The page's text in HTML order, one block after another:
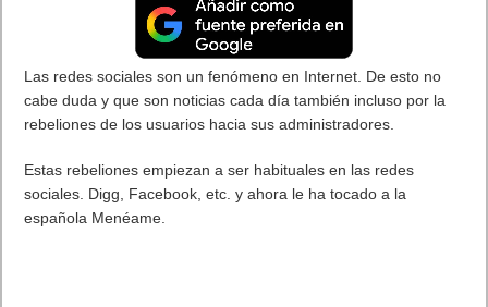
Las redes sociales son un fenómeno en Internet. De esto no
cabe duda y que son noticias cada día también incluso por la
rebeliones de los usuarios hacia sus administradores.
Estas rebeliones empiezan a ser habituales en las redes
sociales. Digg, Facebook, etc. y ahora le ha tocado a la
española Menéame.